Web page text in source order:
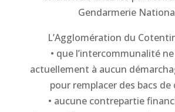
Gendarmerie
L’Agglomération du
• que l’intercommunalité
actuellement à aucun
pour remplacer des bacs de
• aucune contrepartie